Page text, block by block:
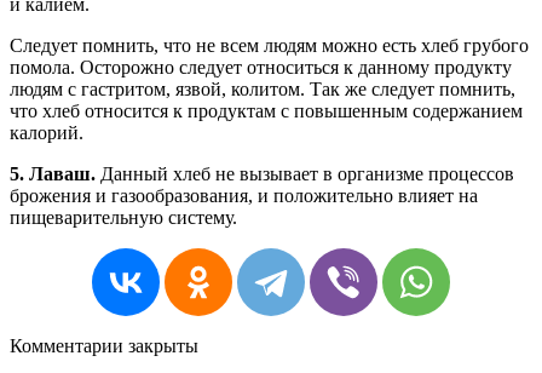
Следует помнить, что не всем людям можно есть хлеб грубого
помола. Осторожно следует относиться к данному продукту
людям с гастритом, язвой, колитом. Так же следует помнить,
что хлеб относится к продуктам с повышенным содержанием
калорий.
5. Лаваш. Данный хлеб не вызывает в организме процессов
брожения и газообразования, и положительно влияет на
пищеварительную систему.
Комментарии закрыты